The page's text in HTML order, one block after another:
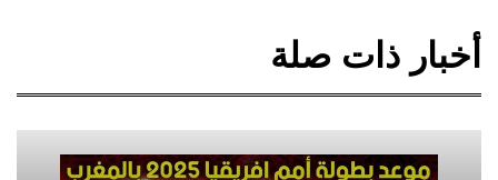
أخبار ذات صلة